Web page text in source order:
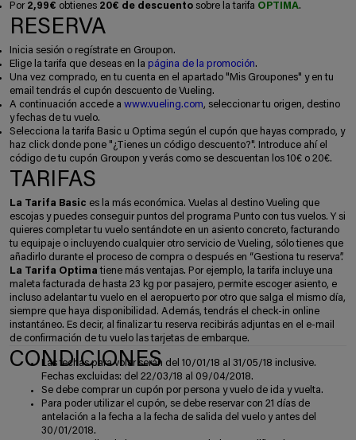
Por 2,99€ obtienes 20€ de descuento sobre la tarifa OPTIMA.
RESERVA
Inicia sesión o regístrate en Groupon.
Elige la tarifa que deseas en la página de la promoción.
Una vez comprado, en tu cuenta en el apartado "Mis Groupones" y en tu
email tendrás el cupón descuento de Vueling.
A continuación accede a www.vueling.com, seleccionar tu origen, destino
y fechas de tu vuelo.
Selecciona la tarifa Basic u Optima según el cupón que hayas comprado, y
haz click donde pone "¿Tienes un código descuento?". Introduce ahí el
código de tu cupón Groupon y verás como se descuentan los 10€ o 20€.
TARIFAS
La Tarifa Basic es la más económica. Vuelas al destino Vueling que
escojas y puedes conseguir puntos del programa Punto con tus vuelos. Y si
quieres completar tu vuelo sentándote en un asiento concreto, facturando
tu equipaje o incluyendo cualquier otro servicio de Vueling, sólo tienes que
añadirlo durante el proceso de compra o después en “Gestiona tu reserva”.
La Tarifa Optima tiene más ventajas. Por ejemplo, la tarifa incluye una
maleta facturada de hasta 23 kg por pasajero, permite escoger asiento, e
incluso adelantar tu vuelo en el aeropuerto por otro que salga el mismo día,
siempre que haya disponibilidad. Además, tendrás el check-in online
instantáneo. Es decir, al finalizar tu reserva recibirás adjuntas en el e-mail
de confirmación de tu vuelo las tarjetas de embarque.
CONDICIONES
Las fechas para volar serán del 10/01/18 al 31/05/18 inclusive.
Fechas excluidas: del 22/03/18 al 09/04/2018.
Se debe comprar un cupón por persona y vuelo de ida y vuelta.
Para poder utilizar el cupón, se debe reservar con 21 días de
antelación a la fecha a la fecha de salida del vuelo y antes del
30/01/2018.